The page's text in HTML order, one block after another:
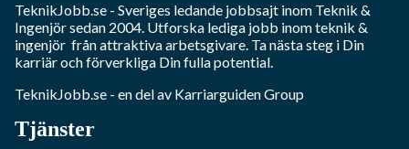
TeknikJobb.se - Sveriges ledande jobbsajt inom Teknik &
Ingenjörsedan 2004. Utforska lediga jobb inomteknik &
ingenjör från attraktiva arbetsgivare. Ta nästa steg i Din
karriär och förverkliga Din fulla potential.
TeknikJobb.se - en del av Karriarguiden Group
Tjänster